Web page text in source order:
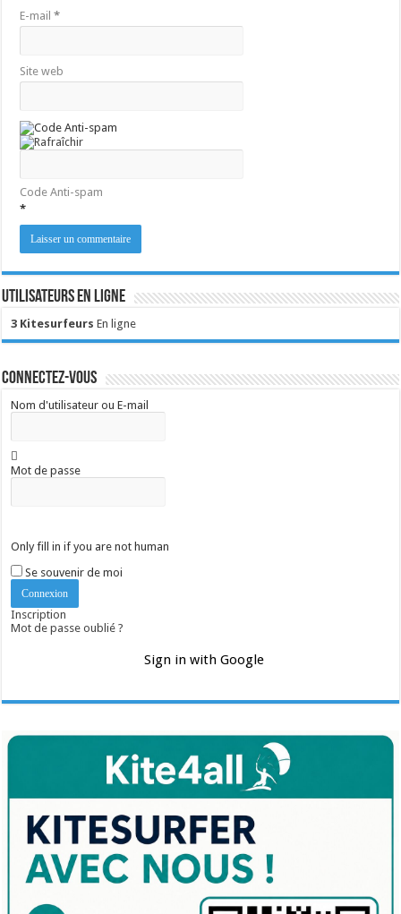
E-mail*
Site web
Code Anti-spam
*
Utilisateurs en ligne
3 Kitesurfeurs En ligne
Connectez-vous
Nom d'utilisateur ou E-mail
Mot de passe
Only fill in if you are not human
Se souvenir de moi
Inscription
Mot de passe oublié ?
Sign in with Google